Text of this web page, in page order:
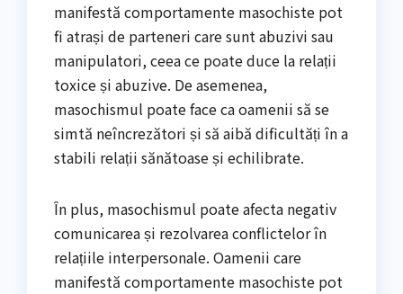
manifestă comportamente masochiste pot
fi atrași de parteneri care sunt abuzivi sau
manipulatori, ceea ce poate duce la relații
toxice și abuzive. De asemenea,
masochismul poate face ca oamenii să se
simtă neîncrezători și să aibă dificultăți în a
stabili relații sănătoase și echilibrate.
În plus, masochismul poate afecta negativ
comunicarea și rezolvarea conflictelor în
relațiile interpersonale. Oamenii care
manifestă comportamente masochiste pot